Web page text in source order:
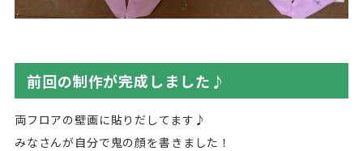
前回の制作が完成しました♪
両フロアの壁画に貼りだしてます♪
みなさんが自分で鬼の顔を書きました！